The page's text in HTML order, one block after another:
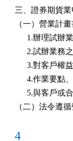
三、證券期貨
（一）營業計
1.辦理試
2.試辦業
3.對客戶
4.作業要
5.與客戶
（二）法令遵循
4